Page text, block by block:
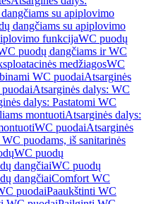
su apiplovimo
dangčiams su apiplovimo
funkcijaWC puodų
puodų dangčiams ir WC
medžiagosWC
WC puodaiAtsarginės
Atsarginės dalys: WC
dalys: Pastatomi WC
montuotiAtsarginės dalys:
WC puodaiAtsarginės
puodams, iš sanitarinės
WC puodų
dangčiaiWC puodų
dangčiaiComfort WC
puodaiPaaukštinti WC